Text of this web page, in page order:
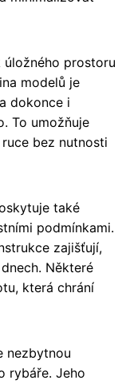
prostoru
modelů je
dokonce i
To umožňuje
bez nutnosti
také
podmínkami.
zajišťují,
Některé
která chrání
nezbytnou
rybáře. Jeho